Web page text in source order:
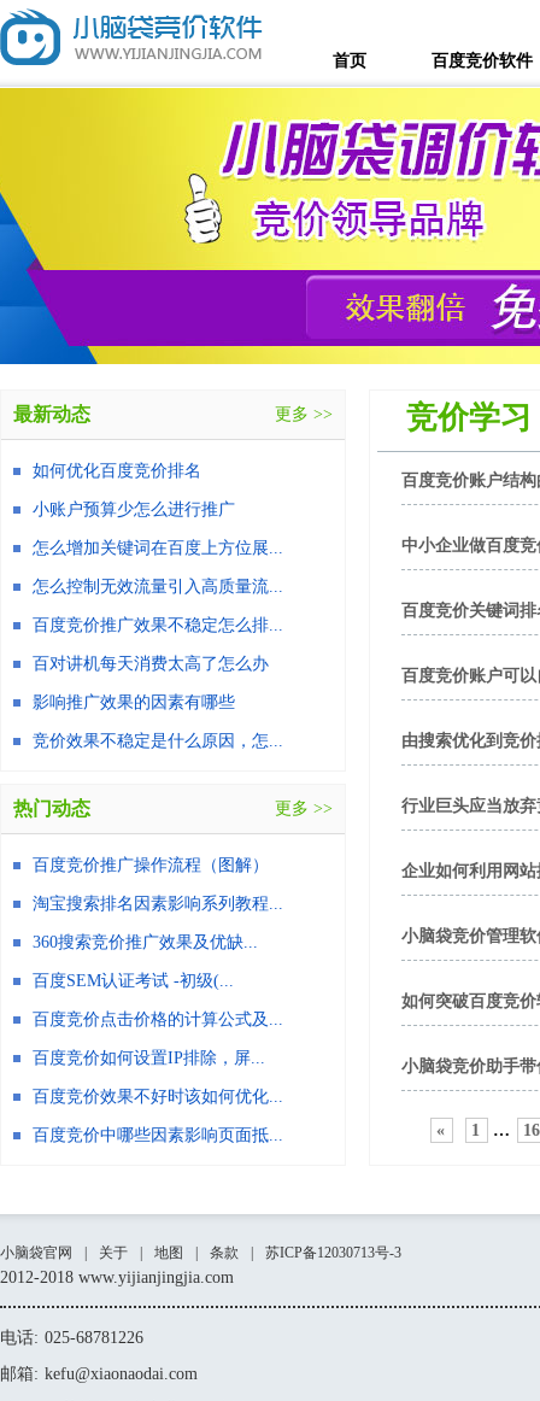
首页 百度竞价软件
竞价学习
百度竞价账户结
中小企业做百度
百度竞价关键词
百度竞价账户可
由搜索优化到竞
行业巨头应当放
企业如何利用网
小脑袋竞价管理
如何突破百度竞
小脑袋竞价助手
« 1 …
最新动态 更多 >>
如何优化百度竞价排名
小账户预算少怎么进行推广
怎么增加关键词在百度上方位展...
怎么控制无效流量引入高质量流...
百度竞价推广效果不稳定怎么排...
百对讲机每天消费太高了怎么办
影响推广效果的因素有哪些
竞价效果不稳定是什么原因，怎...
热门动态 更多 >>
百度竞价推广操作流程（图解）
淘宝搜索排名因素影响系列教程...
360搜索竞价推广效果及优缺...
百度SEM认证考试 -初级(...
百度竞价点击价格的计算公式及...
百度竞价如何设置IP排除，屏...
百度竞价效果不好时该如何优化...
百度竞价中哪些因素影响页面抵...
小脑袋官网 关于 地图 条款 苏ICP备12030713号-3
2012-2018 www.yijianjingjia.com
电话: 025-68781226
邮箱: kefu@xiaonaodai.com